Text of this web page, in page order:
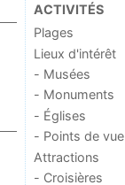
ACTIVITÉS
Plages
Lieux d'intérêt
- Musées
- Monuments
- Églises
- Points de vue
Attractions
- Croisières